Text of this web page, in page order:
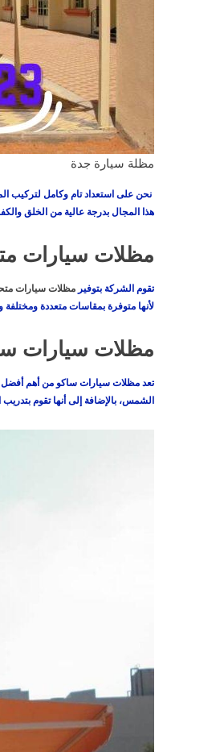
مظلة سيارة جدة
نحن على استعداد تام وكامل لتركيب
هذا المجال بدرجة عالية من الخلق
مظلات سيارات
تقوم الشركة بتوفير مظلات سيارات
لأنها متوفرة بمقاسات متعددة
مظلات سيارات
تعد مظلات سيارات ساكو من أهم أفضل
الشمس، بالإضافة إلى أنها تقوم بتدريب